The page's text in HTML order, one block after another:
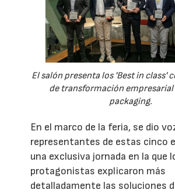
El salón presenta los 'Best in class'
de transformación empresarial
packaging.
En el marco de la feria, se dio
representantes de estas cinco
una exclusiva jornada en la que
protagonistas explicaron más
detalladamente las soluciones